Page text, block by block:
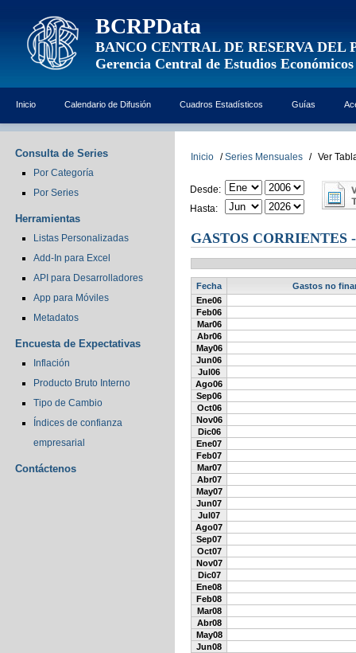
BCRPData
BANCO CENTRAL DE RESERVA DEL
Gerencia Central de Estudios Económicos
Inicio Calendario de Difusión Cuadros Estadísticos Guías
Consulta de Series
Por Categoría
Por Series
Herramientas
Listas Personalizadas
Add-In para Excel
API para Desarrolladores
App para Móviles
Metadatos
Encuesta de Expectativas
Inflación
Producto Bruto Interno
Tipo de Cambio
Índices de confianza
empresarial
Contáctenos
Inicio / Series Mensuales / Ver
Desde:
Hasta:
GASTOS
Fecha
Gastos no
Ene06
Feb06
Mar06
Abr06
May06
Jun06
Jul06
Ago06
Sep06
Oct06
Nov06
Dic06
Ene07
Feb07
Mar07
Abr07
May07
Jun07
Jul07
Ago07
Sep07
Oct07
Nov07
Dic07
Ene08
Feb08
Mar08
Abr08
May08
Jun08